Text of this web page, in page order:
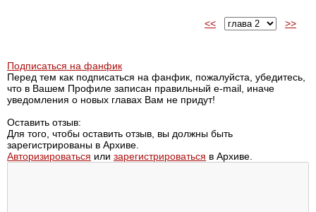
<< >>
Подписаться на фанфик
Перед тем как подписаться на фанфик, пожалуйста, убедитесь,
что в Вашем Профиле записан правильный e-mail, иначе
уведомления о новых главах Вам не придут!
Оставить отзыв:
Для того, чтобы оставить отзыв, вы должны быть
зарегистрированы в Архиве.
Авторизироваться или зарегистрироваться в Архиве.